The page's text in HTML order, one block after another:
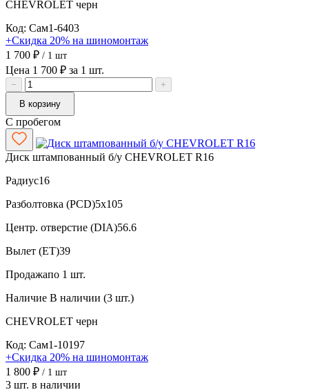
CHEVROLET черн
Код: Сам1-6403
+Скидка 20% на шиномонтаж
1 700 ₽ / 1 шт
Цена 1 700 ₽ за 1 шт.
−
+
В корзину
С пробегом
Диск штампованный б/у CHEVROLET R16
Радиус16
Разболтовка (PCD)5x105
Центр. отверстие (DIA)56.6
Вылет (ET)39
Продажапо 1 шт.
Наличие В наличии (3 шт.)
CHEVROLET черн
Код: Сам1-10197
+Скидка 20% на шиномонтаж
1 800 ₽ / 1 шт
3 шт. в наличии